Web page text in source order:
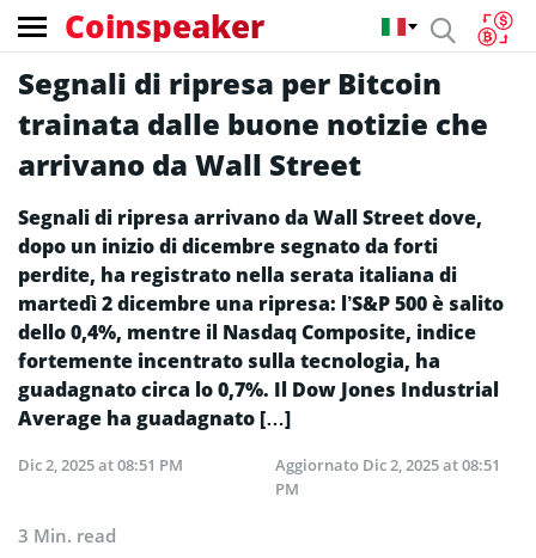
Coinspeaker
Segnali di ripresa per Bitcoin
trainata dalle buone notizie che
arrivano da Wall Street
Segnali di ripresa arrivano da Wall Street dove,
dopo un inizio di dicembre segnato da forti
perdite, ha registrato nella serata italiana di
martedì 2 dicembre una ripresa: l’S&P 500 è salito
dello 0,4%, mentre il Nasdaq Composite, indice
fortemente incentrato sulla tecnologia, ha
guadagnato circa lo 0,7%. Il Dow Jones Industrial
Average ha guadagnato […]
Dic 2, 2025 at 08:51 PM Aggiornato Dic 2, 2025 at 08:51
PM
3 Min. read